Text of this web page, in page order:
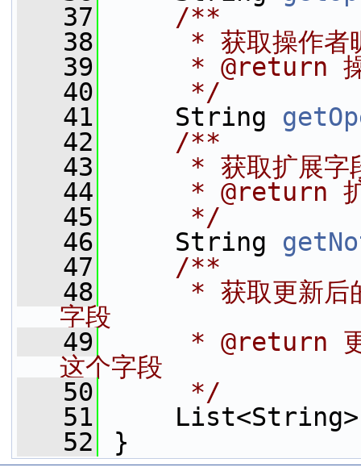
   37
    /**
   38
* 获取操作者
   39
* @return
   40
     */
   41
String
   42
    /**
   43
* 获取扩展字
   44
* @return
   45
     */
   46
String
   47
    /**
   48
* 获取更新后
字段
   49
* @return 更
这个字段
   50
     */
   51
   52
}